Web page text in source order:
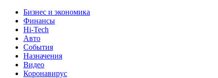
Бизнес и экономика
Финансы
Hi-Tech
Авто
События
Назначения
Видео
Коронавирус